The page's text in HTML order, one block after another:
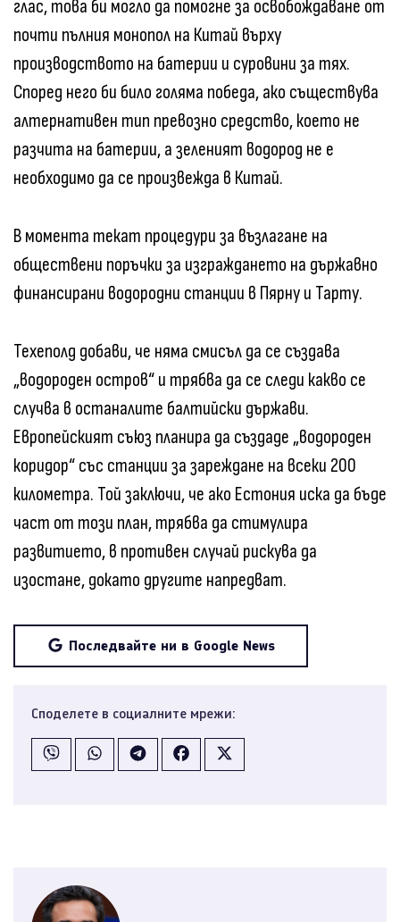
глас, това би могло да помогне за освобождаване от
почти пълния монопол на Китай върху
производството на батерии и суровини за тях.
Според него би било голяма победа, ако съществува
алтернативен тип превозно средство, което не
разчита на батерии, а зеленият водород не е
необходимо да се произвежда в Китай.
В момента текат процедури за възлагане на
обществени поръчки за изграждането на държавно
финансирани водородни станции в Пярну и Тарту.
Техеполд добави, че няма смисъл да се създава
„водороден остров“ и трябва да се следи какво се
случва в останалите балтийски държави.
Европейският съюз планира да създаде „водороден
коридор“ със станции за зареждане на всеки 200
километра. Той заключи, че ако Естония иска да бъде
част от този план, трябва да стимулира
развитието, в противен случай рискува да
изостане, докато другите напредват.
Последвайте ни в Google News
Споделете в социалните мрежи: